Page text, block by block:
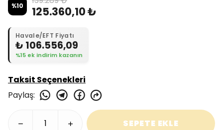
%10 125.360,10 ₺
Havale/EFT Fiyatı
₺ 106.556,09
%15 ek indirim kazanın
Taksit Seçenekleri
Paylaş:
SEPETE EKLE